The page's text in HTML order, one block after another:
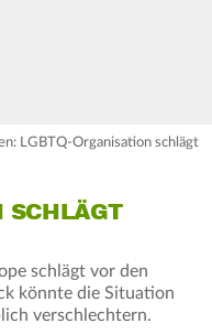
LGBTQ-Organisation schlägt
SCHLÄGT
schlägt vor den
könnte die Situation
verschlechtern.